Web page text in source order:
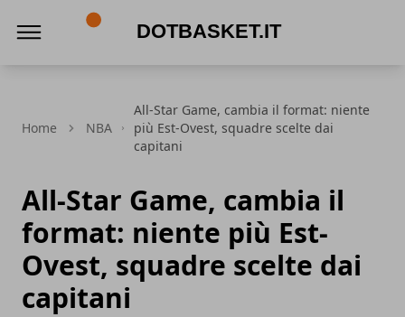
Home NBA
All-Star Game, cambia il format: niente
più Est-Ovest, squadre scelte dai
capitani
All-Star Game, cambia il
format: niente più Est-
Ovest, squadre scelte dai
capitani